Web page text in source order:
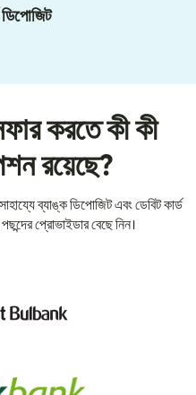
ডিপোজিট
করতে কী কী
রয়েছে?
ব্যাঙ্ক ডিপোজিট এবং ডেবিট কার্ড
প্রোভাইডার বেছে নিন।